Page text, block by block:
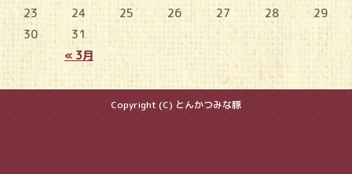
« 3月
23
24 25 26 27 28
29
30
31
Copyright (C) とんかつみな豚